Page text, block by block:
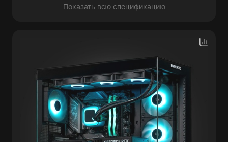
Показать всю спецификацию